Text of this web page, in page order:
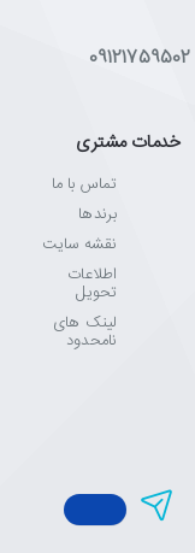
خدمات مشتری
تماس با ما
برندها
نقشه سایت
اطلاعات
تحویل
لینک های
نامحدود